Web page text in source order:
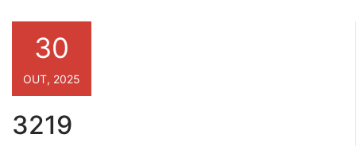
3219
30
OUT, 2025